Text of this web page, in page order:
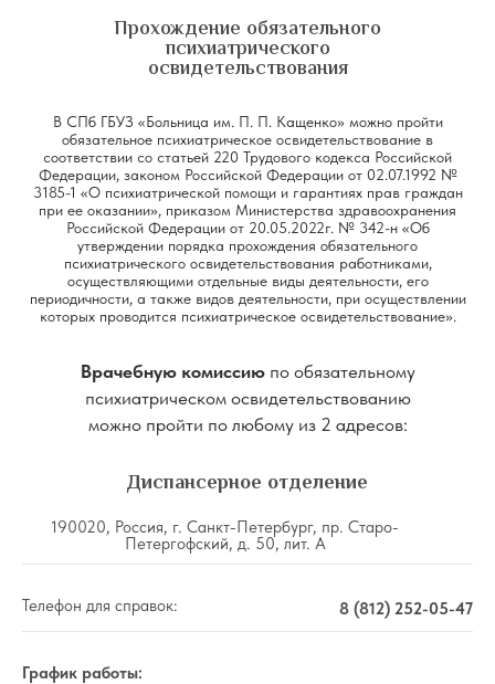
Прохождение обязательного
психиатрического
освидетельствования
В СПб ГБУЗ «Больница им. П. П. Кащенко» можно пройти
обязательное психиатрическое освидетельствование в
соответствии со статьей 220 Трудового кодекса Российской
Федерации, законом Российской Федерации от 02.07.1992 №
3185-1 «О психиатрической помощи и гарантиях прав граждан
при ее оказании», приказом Министерства здравоохранения
Российской Федерации от 20.05.2022г. № 342-н «Об
утверждении порядка прохождения обязательного
психиатрического освидетельствования работниками,
осуществляющими отдельные виды деятельности, его
периодичности, а также видов деятельности, при осуществлении
которых проводится психиатрическое освидетельствование».
Врачебную комиссиюпо обязательному
психиатрическом освидетельствованию
можно пройти по любому из 2 адресов:
Диспансерное отделение
190020, Россия, г. Санкт-Петербург, пр. Старо-
Петергофский, д. 50, лит. А
Телефон для справок: 8 (812) 252-05-47
График работы: